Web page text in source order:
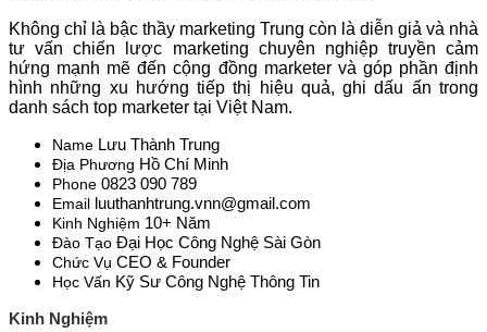
Không chỉ là bậc thầy marketing Trung còn là diễn giả và nhà
tư vấn chiến lược marketing chuyên nghiệp truyền cảm
hứng mạnh mẽ đến cộng đồng marketer và góp phần định
hình những xu hướng tiếp thị hiệu quả, ghi dấu ấn trong
danh sách top marketer tại Việt Nam.
Name Lưu Thành Trung
Địa Phương Hồ Chí Minh
Phone 0823 090 789
Email luuthanhtrung.vnn@gmail.com
Kinh Nghiệm 10+ Năm
Đào Tạo Đại Học Công Nghệ Sài Gòn
Chức Vụ CEO & Founder
Học Vấn Kỹ Sư Công Nghệ Thông Tin
Kinh Nghiệm